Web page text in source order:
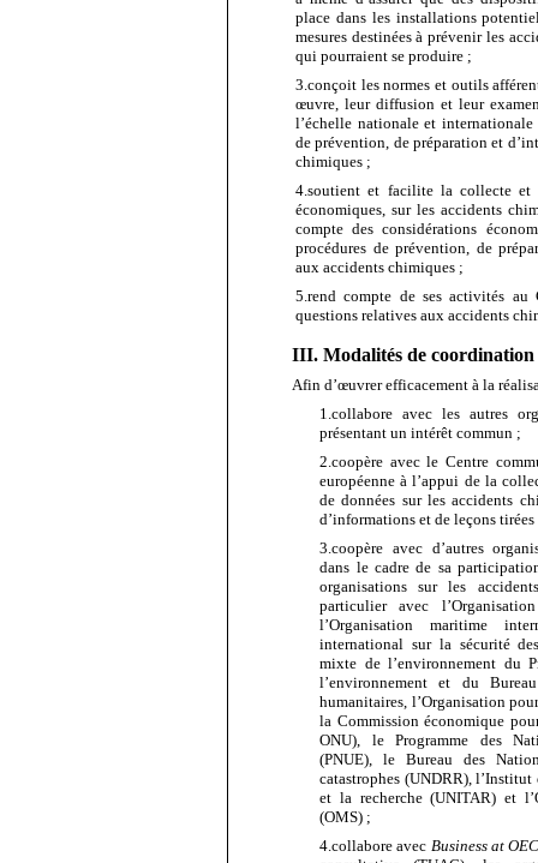
place dans les installations
mesures destinées à prévenir les
qui pourraient se produire ;
3.conçoit les normes et outils
œuvre, leur diffusion et leur
l’échelle nationale et internationale
de prévention, de préparation et
chimiques ;
4.soutient et facilite la collecte et
économiques, sur les accidents
compte des considérations
procédures de prévention, de
aux accidents chimiques ;
5.rend compte de ses activités
questions relatives aux accidents
III. Modalités de coordination
Afin d’œuvrer efficacement à la
1.collabore avec les autres
présentant un intérêt commun ;
2.coopère avec le Centre
européenne à l’appui de la
de données sur les accidents
d’informations et de leçons
3.coopère avec d’autres
dans le cadre de sa
organisations sur les
particulier avec l’
l’Organisation maritime
international sur la sécurité
mixte de l’environnement du
l’environnement et du
humanitaires, l’Organisation
la Commission économique
ONU), le Programme des
(PNUE), le Bureau des
catastrophes (UNDRR),
et la recherche (UNITAR) et
(OMS) ;
4.collabore avec Business at